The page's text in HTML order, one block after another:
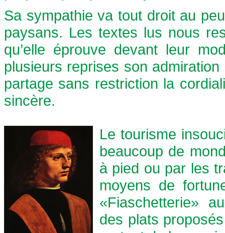
Sa sympathie va tout droit au
paysans. Les textes lus nous
qu’elle éprouve devant leur
plusieurs reprises son
partage sans restriction la
sincère.
Le tourisme
beaucoup de
à pied ou par les
moyens de
«Fiaschetterie»
des plats